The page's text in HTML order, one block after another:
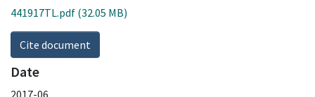
441917TL.pdf (32.05 MB)
Cite document
Date
2017-06